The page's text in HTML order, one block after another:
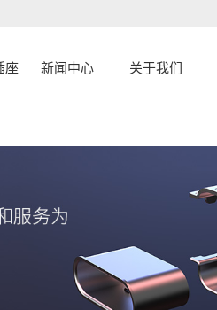
座 新闻中心 关于我们
认证证书